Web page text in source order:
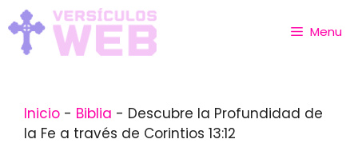
Skip
to
content
Menu
Inicio - Biblia - Descubre la Profundidad de
la Fe a través de Corintios 13:12